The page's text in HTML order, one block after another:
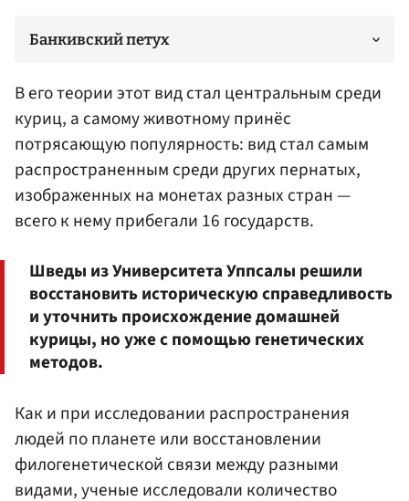
Банкивский петух
В его теории этот вид стал центральным среди
куриц, а самому животному принёс
потрясающую популярность: вид стал самым
распространенным среди других пернатых,
изображенных на монетах разных стран —
всего к нему прибегали 16 государств.
Шведы из Университета Уппсалы решили
восстановить историческую справедливость
и уточнить происхождение домашней
курицы, но уже с помощью генетических
методов.
Как и при исследовании распространения
людей по планете или восстановлении
филогенетической связи между разными
видами, ученые исследовали количество